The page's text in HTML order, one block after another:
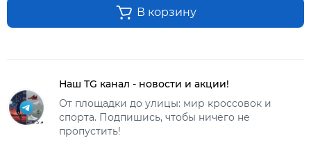
В корзину
Наш TG канал - новости и акции!
От площадки до улицы: мир кроссовок и
спорта. Подпишись, чтобы ничего не
пропустить!